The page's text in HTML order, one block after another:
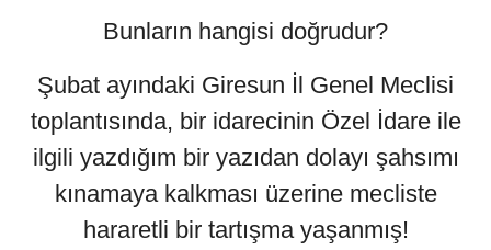
Bunların hangisi doğrudur?
Şubat ayındaki Giresun İl Genel Meclisi
toplantısında, bir idarecinin Özel İdare ile
ilgili yazdığım bir yazıdan dolayı şahsımı
kınamaya kalkması üzerine mecliste
hararetli bir tartışma yaşanmış!